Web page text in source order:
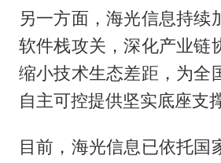
另一方面，海光信息持续
软件栈攻关，深化产业链
缩小技术生态差距，为全
自主可控提供坚实底座支撑
目前，海光信息已依托国